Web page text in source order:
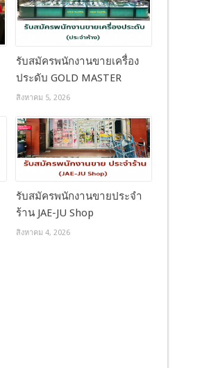
รับสมัครพนักงานขายเครื่อง
ประดับ GOLD MASTER
สิงหาคม 5, 2026
รับสมัครพนักงานขายประจำ
ร้าน JAE-JU Shop
สิงหาคม 4, 2026